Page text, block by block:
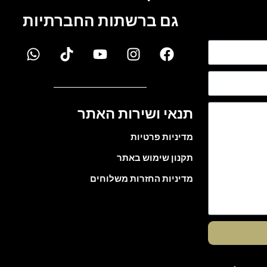
גם ברשתות החברתיות
תנאי ושירות האתר
מדיניות פרטיות
תקנון שימוש באתר
מדיניות החזרות משלוחים